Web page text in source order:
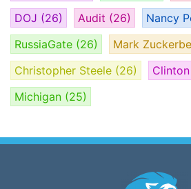
DOJ (26) Audit (26) Nancy
RussiaGate (26) Mark
Christopher Steele (26) Clinton
Michigan (25)